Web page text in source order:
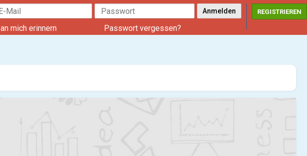
an mich erinnern Passwort vergessen?
REGISTRIEREN